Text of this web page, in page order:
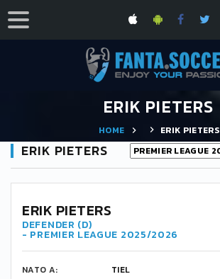
ERIK PIETERS
HOME ERIK PIETERS
ERIK PIETERS
ERIK PIETERS
DEFENDER (D)
- PREMIER LEAGUE 2025/2026
NATO A:
TIEL